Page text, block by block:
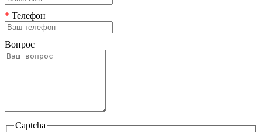
* Телефон
Вопрос
Captcha